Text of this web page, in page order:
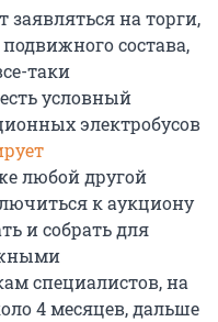
заявляться на торги,
состава,
таки
условный
электробусов
любой другой
к аукциону
и собрать для
специалистов, на
4 месяцев, дальше